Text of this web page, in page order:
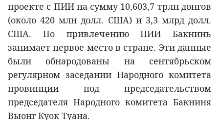
проекте с ПИИ на сумму 10,603,7 трлн донгов
(около 420 млн долл. США) и 3,3 млрд долл.
США. По привлечению ПИИ Бакнинь
занимает первое место в стране. Эти данные
были обнародованы на сентябрьском
регулярном заседании Народного комитета
провинции под председательством
председателя Народного комитета Бакниня
Выонг Куок Туана.